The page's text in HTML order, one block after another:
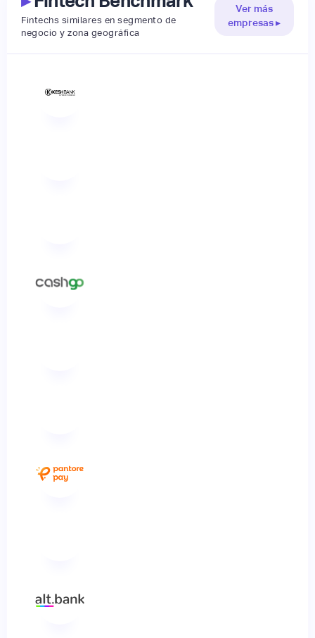
Fintechs similares en segmento de
negocio y zona geográfica
Ver más
empresas ▸